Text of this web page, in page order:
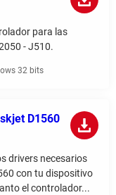
para las
- J510.
32 bits
D1560
drivers necesarios
con tu dispositivo
el controlador...